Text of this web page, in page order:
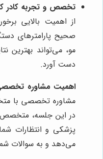
تخصص و تجربه کادر
از اهمیت بالایی
صحیح پارامترهای
مو، می‌تواند بهترین
دست آورد.
اهمیت مشاوره
مشاوره تخصصی با
در این جلسه، متخصص
پزشکی و انتظارات
می‌دهد و به سوالات